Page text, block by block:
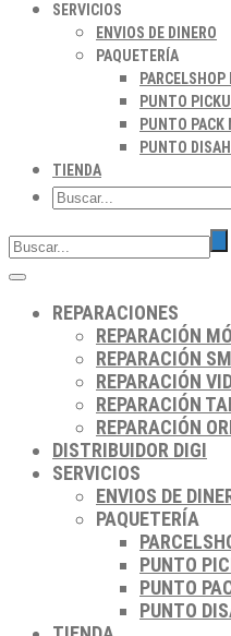
SERVICIOS
ENVIOS DE DINERO
PAQUETERÍA
PUNTO
PUNTO PACK
PUNTO
TIENDA
REPARACIONES
REPARACIÓN
REPARACIÓN
REPARACIÓN
REPARACIÓN
REPARACIÓN
DISTRIBUIDOR DIGI
SERVICIOS
ENVIOS DE
PAQUETERÍA
PUNTO
PUNTO
PUNTO